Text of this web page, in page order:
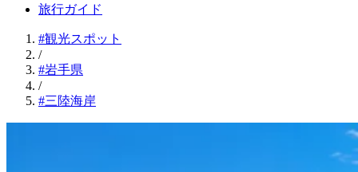
旅行ガイド
#観光スポット
/
#岩手県
/
#三陸海岸